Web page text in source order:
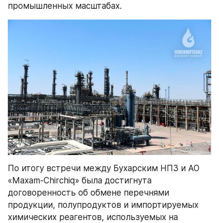
промышленных масштабах.
По итогу встречи между Бухарским НПЗ и АО
«Maxam-Chirchiq» была достигнута
договоренность об обмене перечнями
продукции, полупродуктов и импортируемых
химических реагентов, используемых на